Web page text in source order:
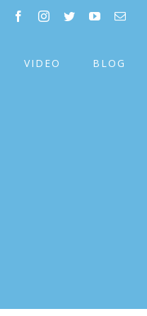
facebookinstagram
twitteryoutube
VIDEO BLOG